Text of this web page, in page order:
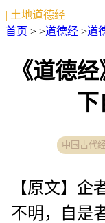
| 土地道德经
首页 > >道德经 >道
《道德
下
中国古代
【原文】企
不明，自是